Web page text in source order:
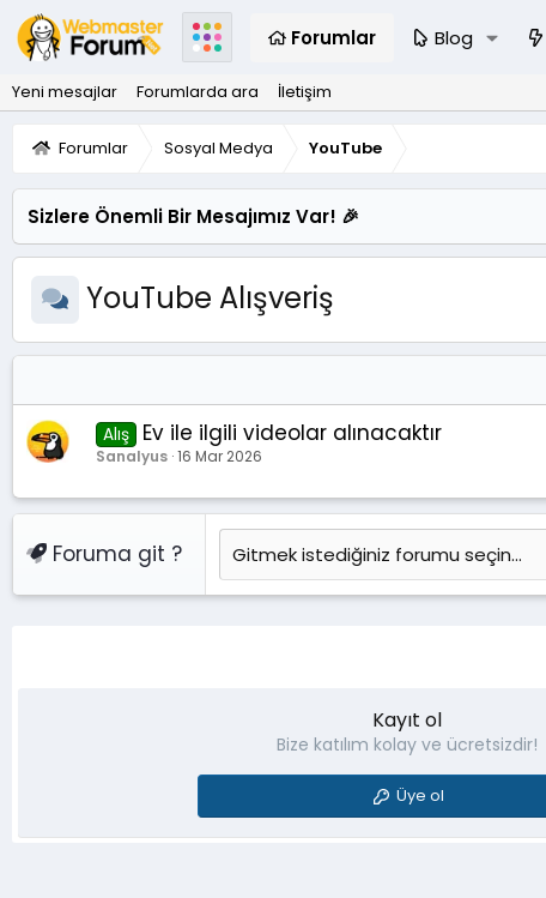
Forumlar Blog
Yeni mesajlar Forumlarda ara İletişim
Forumlar Sosyal Medya YouTube
Sizlere Önemli Bir Mesajımız Var! 🎉
YouTube Alışveriş
Alış Ev ile ilgili videolar alınacaktır
Sanalyus 16 Mar 2026
Foruma git ?
Kayıt ol
Bize katılım kolay ve ücretsizdir!
Üye ol